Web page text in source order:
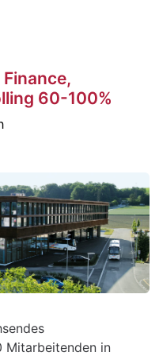
60-100%
Mitarbeitenden in